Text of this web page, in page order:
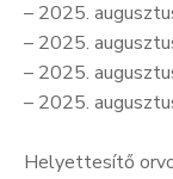
– 2025.
– 2025.
– 2025.
– 2025.
Helyettesítő